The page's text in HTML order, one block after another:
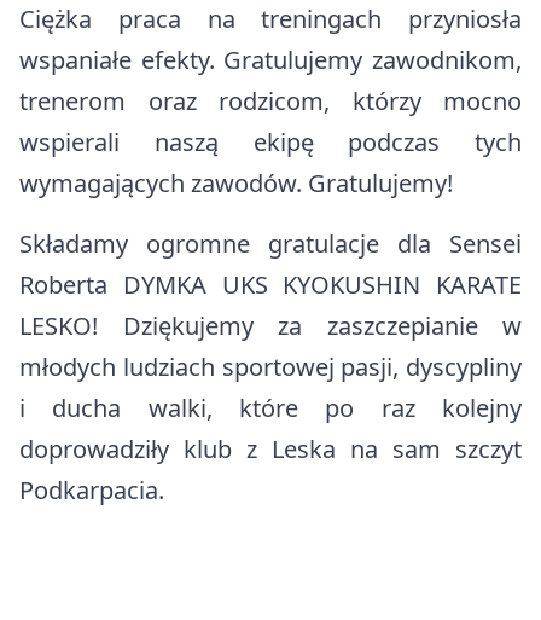
Cmentarze Komunalne Gminy Komańcza
Ciężka praca na treningach przyniosła
wspaniałe efekty. Gratulujemy zawodnikom,
trenerom oraz rodzicom, którzy mocno
wspierali naszą ekipę podczas tych
wymagających zawodów. Gratulujemy!
Składamy ogromne gratulacje dla Sensei
Roberta DYMKA UKS KYOKUSHIN KARATE
LESKO! Dziękujemy za zaszczepianie w
młodych ludziach sportowej pasji, dyscypliny
i ducha walki, które po raz kolejny
doprowadziły klub z Leska na sam szczyt
Podkarpacia.